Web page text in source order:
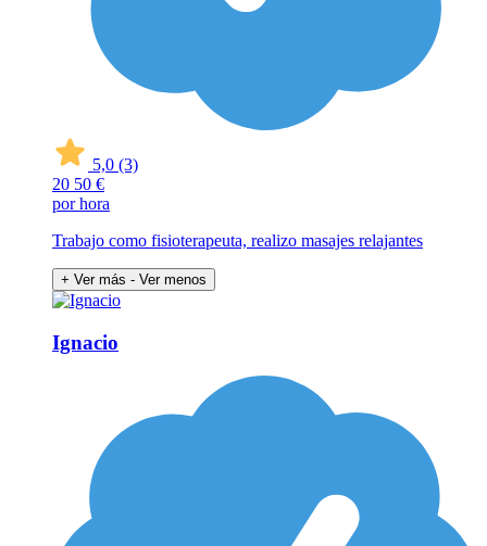
5,0 (3)
20 50 €
por hora
Trabajo como fisioterapeuta, realizo masajes relajantes
+ Ver más - Ver menos
Ignacio